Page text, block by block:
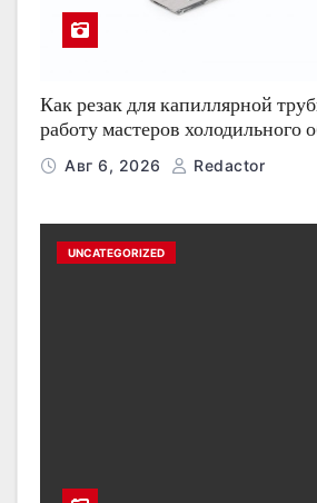
Как резак для капиллярной
работу мастеров холодильного
Авг 6, 2026 Redactor
UNCATEGORIZED